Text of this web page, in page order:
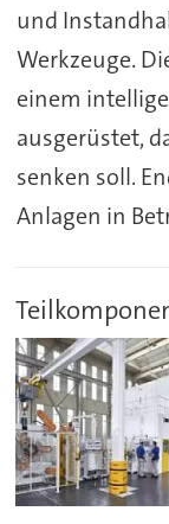
und
Werkzeuge.
einem
ausgerüstet,
senken soll.
Anlagen in